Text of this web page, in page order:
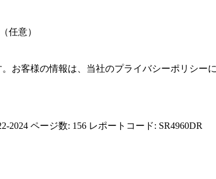
任意）
お客様の情報は、当社のプライバシーポリシー
2024 ページ数: 156 レポートコード: SR4960DR